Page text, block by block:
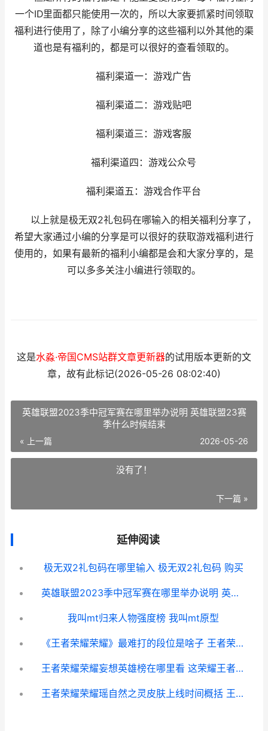
一个ID里面都只能使用一次的，所以大家要抓紧时间领取
福利进行使用了，除了小编分享的这些福利以外其他的渠
道也是有福利的，都是可以很好的查看领取的。
福利渠道一：游戏广告
福利渠道二：游戏贴吧
福利渠道三：游戏客服
福利渠道四：游戏公众号
福利渠道五：游戏合作平台
以上就是极无双2礼包码在哪输入的相关福利分享了，
希望大家通过小编的分享是可以很好的获取游戏福利进行
使用的，如果有最新的福利小编都是会和大家分享的，是
可以多多关注小编进行领取的。
这是水淼·帝国CMS站群文章更新器的试用版本更新的文
章，故有此标记(2026-05-26 08:02:40)
英雄联盟2023季中冠军赛在哪里举办说明 英雄联盟23赛
季什么时候结束
« 上一篇 2026-05-26
没有了！
下一篇 »
延伸阅读
极无双2礼包码在哪里输入 极无双2礼包码 购买
英雄联盟2023季中冠军赛在哪里举办说明 英雄联盟23赛季什么时候结束
我叫mt归来人物强度榜 我叫mt原型
《王者荣耀荣耀》最难打的段位是啥子 王者荣耀荣耀印记多少星
王者荣耀荣耀妄想英雄榜在哪里看 这荣耀王者荣耀_1
王者荣耀荣耀瑶自然之灵皮肤上线时间概括 王者荣耀荣耀瑶典藏皮肤